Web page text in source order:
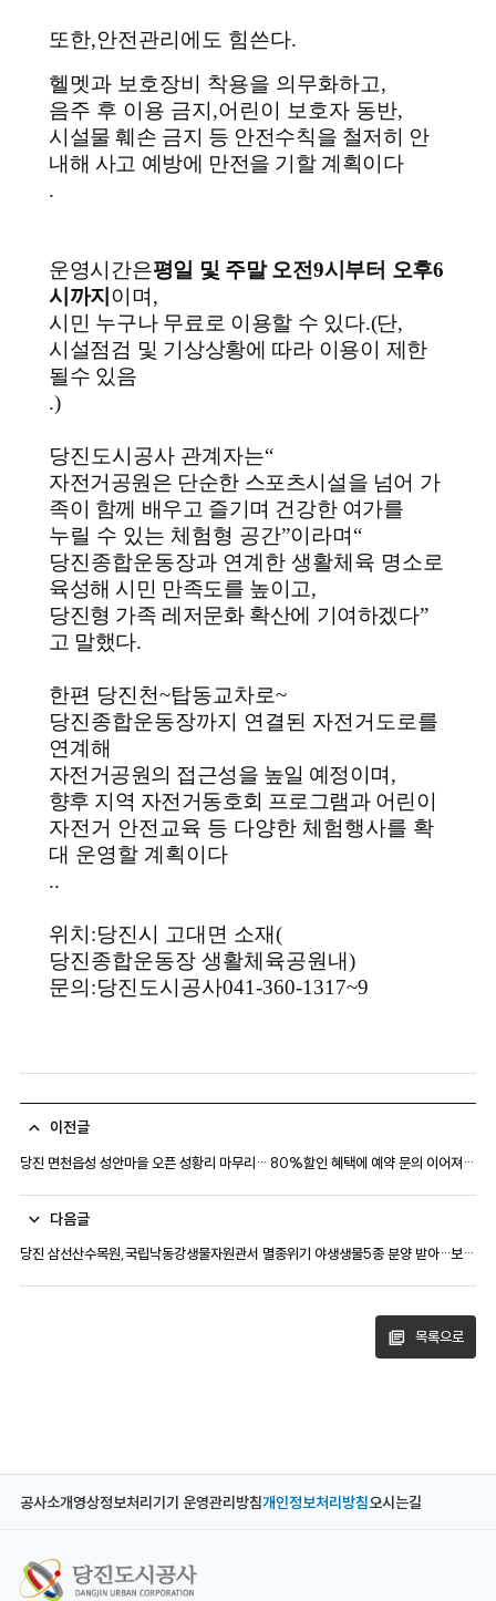
또한,안전관리에도 힘쓴다.
헬멧과 보호장비 착용을 의무화하고,
음주 후 이용 금지 ,어린이 보호자 동반,
시설물 훼손 금지 등 안전수칙을 철저히 안
내해 사고 예방에 만전을 기할 계획이다
.
운영시간은평일 및 주말 오전9시부터 오후6
시까지 이며 ,
시민 누구나 무료로 이용할 수 있다.(단,
시설점검 및 기상상황에 따라 이용이 제한
될수 있음
.)
당진도시공사 관계자는“
자전거공원은 단순한 스포츠시설을 넘어 가
족이 함께 배우고 즐기며 건강한 여가를
누릴 수 있는 체험형 공간”이라며 “
당진종합운동장과 연계한 생활체육 명소로
육성해 시민 만족도를 높이고,
당진형 가족 레저문화 확산에 기여하겠다”
고 말했다.
한편 당진천~탑동교차로~
당진종합운동장까지 연결된 자전거도로를
연계해
자전거공원의 접근성을 높일 예정이며 ,
향후 지역 자전거동호회 프로그램과 어린이
자전거 안전교육 등 다양한 체험행사를 확
대 운영할 계획이다
..
위치 :당진시 고대면 소재(
당진종합운동장 생활체육공원내)
문의 :당진도시공사041-360-1317~9
이전글
당진 면천읍성 성안마을 오픈 성황리 마무리… 80%할인 혜택에 예약 문의 이어져…
다음글
당진 삼선산수목원,국립낙동강생물자원관서 멸종위기 야생생물5종 분양 받아…보전 및 생태 교육 강화
목록으로
공사소개영상정보처리기기 운영관리방침개인정보처리방침오시는길